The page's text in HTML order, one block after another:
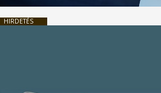
HIRDETÉS